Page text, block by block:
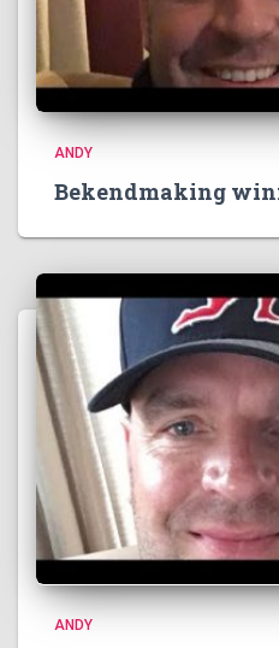
ANDY
Bekendmaking
ANDY